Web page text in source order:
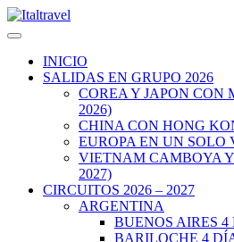
INICIO
SALIDAS EN GRUPO 2026
COREA Y JAPON CON
2026)
CHINA CON HONG
EUROPA EN UN SOLO
VIETNAM CAMBOYA
2027)
CIRCUITOS 2026 – 2027
ARGENTINA
BUENOS AIRES 4
BARILOCHE 4